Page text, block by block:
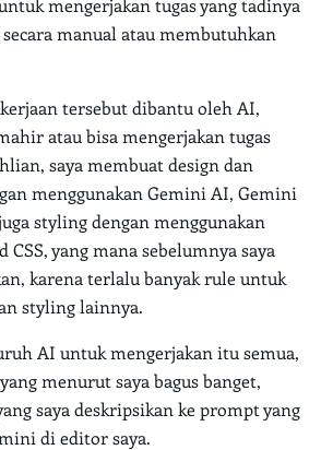
manual atau membutuhkan
tersebut dibantu oleh AI,
atau bisa mengerjakan tugas
saya membuat design dan
menggunakan Gemini AI, Gemini
styling dengan menggunakan
yang mana sebelumnya saya
karena terlalu banyak rule untuk
styling lainnya.
AI untuk mengerjakan itu semua,
menurut saya bagus banget,
saya deskripsikan ke prompt yang
di editor saya.